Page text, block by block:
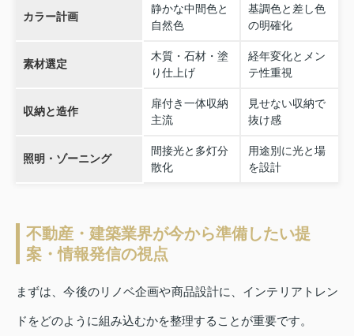
カラー計画
静かな中間色と
自然色
基調色と差し色
の明確化
素材選定
木質・石材・塗
り仕上げ
経年変化とメン
テ性重視
収納と造作
扉付き一体収納
主流
見せない収納で
抜け感
照明・ゾーニング
間接光と多灯分
散化
用途別に光と場
を設計
不動産・建築業界が今から準備したい提
案・情報発信の視点
まずは、今後のリノベ企画や商品設計に、インテリアトレン
ドをどのように組み込むかを整理することが重要です。